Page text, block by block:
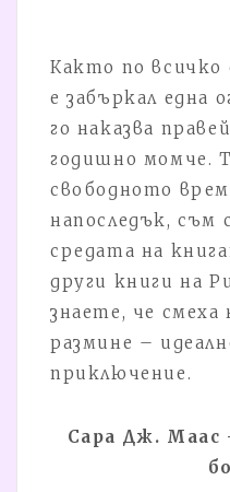
Както по всичко
е забъркал една
го наказва
годишно момче.
свободното
напоследък, съм
средата на
други книги на
знаете, че смеха
размине –
приключение.
Сара Дж. Маас